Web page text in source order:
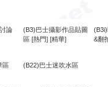
論
(B3)巴士攝影作品貼圖
區 [熱門] [精華]
&翻
區 (B22)巴士迷吹水區